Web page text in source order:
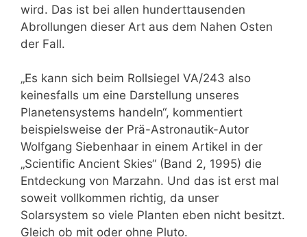
wird. Das ist bei allen hunderttausenden
Abrollungen dieser Art aus dem Nahen Osten
der Fall.
„Es kann sich beim Rollsiegel VA/243 also
keinesfalls um eine Darstellung unseres
Planetensystems handeln“, kommentiert
beispielsweise der Prä-Astronautik-Autor
Wolfgang Siebenhaar in einem Artikel in der
„Scientific Ancient Skies“ (Band 2, 1995) die
Entdeckung von Marzahn. Und das ist erst mal
soweit vollkommen richtig, da unser
Solarsystem so viele Planten eben nicht besitzt.
Gleich ob mit oder ohne Pluto.